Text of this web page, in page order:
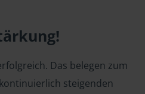
Das belegen zum
steigenden